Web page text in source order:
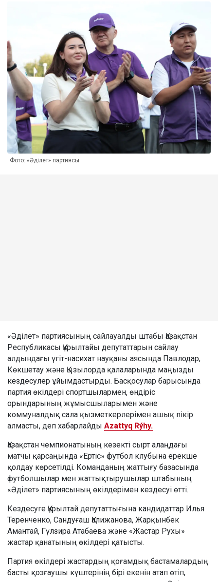
Фото: «Әділет» партиясы
«Әділет» партиясының сайлауалды штабы Қазақстан
Республикасы Құрылтайы депутаттарын сайлау
алдындағы үгіт-насихат науқаны аясында Павлодар,
Көкшетау және Қызылорда қалаларында маңызды
кездесулер ұйымдастырды. Басқосулар барысында
партия өкілдері спортшылармен, өндіріс
орындарының жұмысшыларымен және
коммуналдық сала қызметкерлерімен ашық пікір
алмасты, деп хабарлайды Azattyq Rýhy.
Қазақстан чемпионатының кезекті сырт алаңдағы
матчы қарсаңында «Ертіс» футбол клубына ерекше
қолдау көрсетілді. Команданың жаттығу базасында
футболшылар мен жаттықтырушылар штабының
«Әділет» партиясының өкілдерімен кездесуі өтті.
Кездесуге Құрылтай депутаттығына кандидаттар Илья
Теренченко, Сандуғаш Қалижанова, Жарқынбек
Амантай, Гүлзира Атабаева және «Жастар Рухы»
жастар қанатының өкілдері қатысты.
Партия өкілдері жастардың қоғамдық бастамалардың
басты қозғаушы күштерінің бірі екенін атап өтіп,